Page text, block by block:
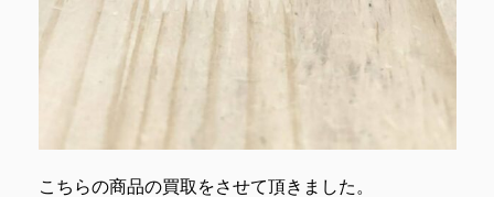
こちらの商品の買取をさせて頂きました。